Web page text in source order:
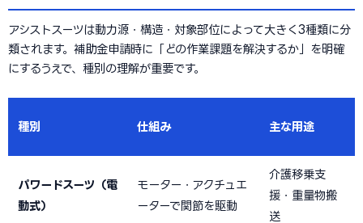
アシストスーツは動力源・構造・対象部位によって大きく3種類に分
類されます。補助金申請時に「どの作業課題を解決するか」を明確
にするうえで、種別の理解が重要です。
種別 仕組み 主な用途
パワードスーツ（電
動式）
モーター・アクチュエ
ーターで関節を駆動
介護移乗支
援・重量物搬
送